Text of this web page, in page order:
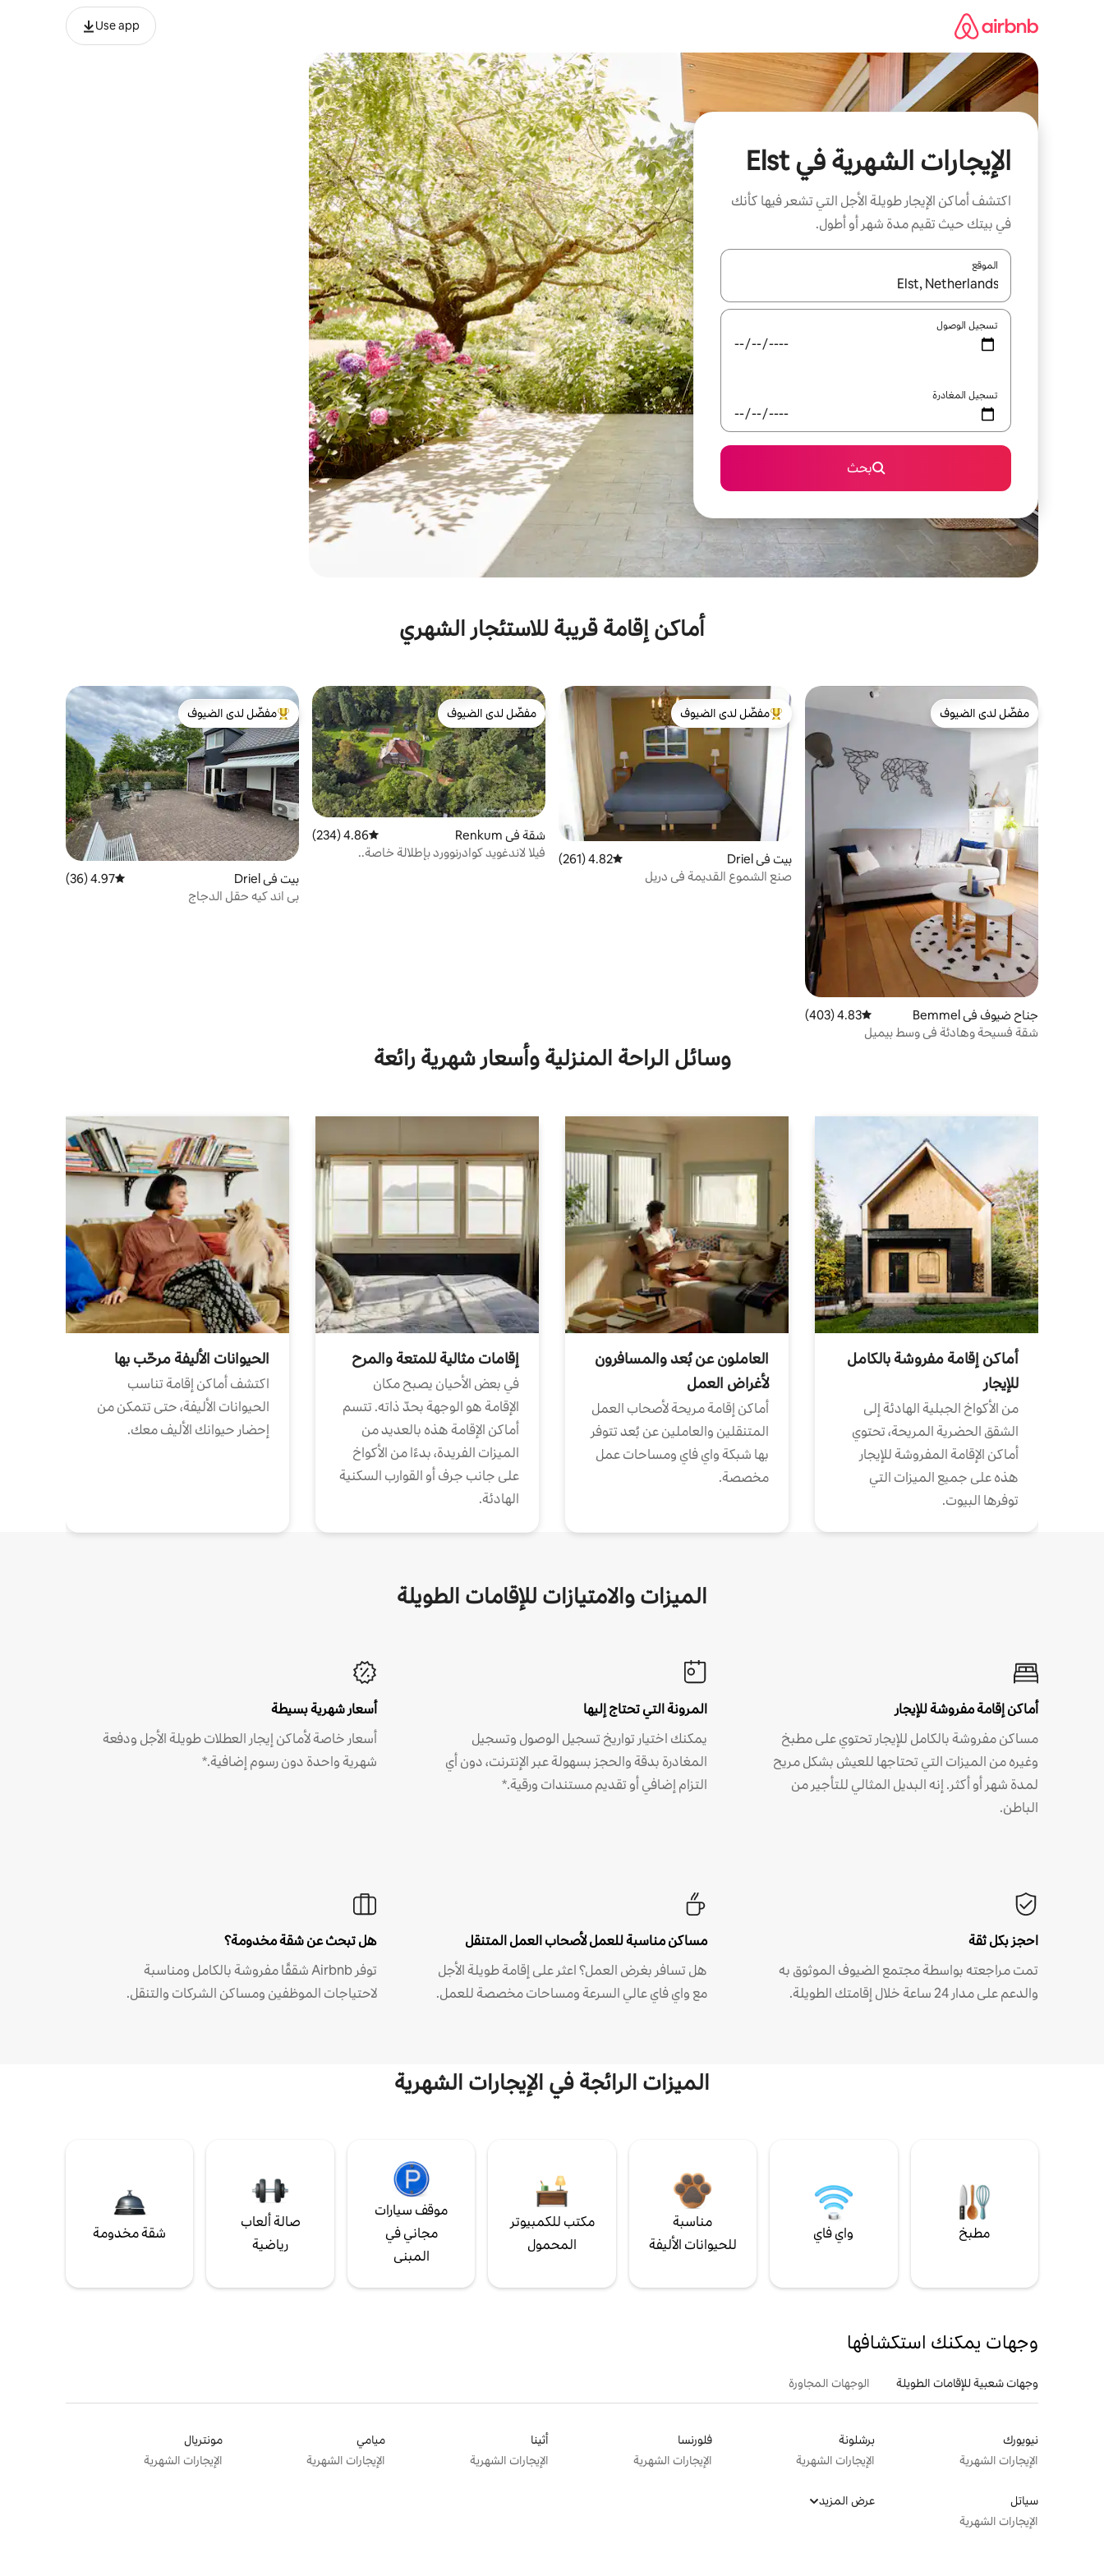
Use app
الإيجارات الشهرية في Elst
اكتشف أماكن الإيجار طويلة الأجل التي تشعر فيها كأنك
في بيتك حيث تقيم مدة شهر أو أطول.
الموقع
عند توفر النتائج، انتقل باستخدام السهمين لأعلى ولأسفل أو استكشف عن طريق اللمس أو السحب.
تسجيل الوصول
تسجيل المغادرة
بحث
أماكن إقامة قريبة للاستئجار الشهري
مفضّل لدى الضيوف
مفضّل لدى الضيوف
جناح ضيوف في Bemmel متوسط التقييم 4.83 من 5، 403 مراجعات
4.83 (403)
شقة فسيحة وهادئة في وسط بيميل
من أبرز البيوت المفضّلة لدى الضيوف
مفضّل لدى الضيوف
بيت في Driel متوسط التقييم 4.82 من 5، 261 مراجعات
4.82 (261)
صنع الشموع القديمة في دريل
مفضّل لدى الضيوف
مفضّل لدى الضيوف
شقة في Renkum متوسط التقييم 4.86 من 5، 234 مراجعات
4.86 (234)
فيلا لاندغويد كوادرنوورد بإطلالة خاصة..
من أبرز البيوت المفضّلة لدى الضيوف
مفضّل لدى الضيوف
بيت في Driel متوسط التقييم 4.97 من 5، 36 مراجعات
4.97 (36)
بي اند كيه حقل الدجاج
وسائل الراحة المنزلية وأسعار شهرية رائعة
أماكن إقامة مفروشة بالكامل
للإيجار
من الأكواخ الجبلية الهادئة إلى
الشقق الحضرية المريحة، تحتوي
أماكن الإقامة المفروشة للإيجار
هذه على جميع الميزات التي
توفرها البيوت.
العاملون عن بُعد والمسافرون
لأغراض العمل
أماكن إقامة مريحة لأصحاب العمل
المتنقلين والعاملين عن بُعد تتوفر
بها شبكة واي فاي ومساحات عمل
مخصصة.
إقامات مثالية للمتعة والمرح
في بعض الأحيان يصبح مكان
الإقامة هو الوجهة بحدّ ذاته. تتسم
أماكن الإقامة هذه بالعديد من
الميزات الفريدة، بدءًا من الأكواخ
على جانب جرف أو القوارب السكنية
الهادئة.
الحيوانات الأليفة مرحّب بها
اكتشف أماكن إقامة تناسب
الحيوانات الأليفة، حتى تتمكن من
إحضار حيوانك الأليف معك.
الميزات والامتيازات للإقامات الطويلة
أماكن إقامة مفروشة للإيجار
مساكن مفروشة بالكامل للإيجار تحتوي على مطبخ
وغيره من الميزات التي تحتاجها للعيش بشكل مريح
لمدة شهر أو أكثر. إنه البديل المثالي للتأجير من
الباطن.
المرونة التي تحتاج إليها
يمكنك اختيار تواريخ تسجيل الوصول وتسجيل
المغادرة بدقة والحجز بسهولة عبر الإنترنت، دون أي
التزام إضافي أو تقديم مستندات ورقية.*
أسعار شهرية بسيطة
أسعار خاصة لأماكن إيجار العطلات طويلة الأجل ودفعة
شهرية واحدة دون رسوم إضافية.*
احجز بكل ثقة
تمت مراجعته بواسطة مجتمع الضيوف الموثوق به
والدعم على مدار 24 ساعة خلال إقامتك الطويلة.
مساكن مناسبة للعمل لأصحاب العمل المتنقل
هل تسافر بغرض العمل؟ اعثر على إقامة طويلة الأجل
مع واي فاي عالي السرعة ومساحات مخصصة للعمل.
هل تبحث عن شقة مخدومة؟
توفر Airbnb شققًا مفروشة بالكامل ومناسبة
لاحتياجات الموظفين ومساكن الشركات والتنقل.
الميزات الرائجة في الإيجارات الشهرية
مطبخ واي فاي
مناسبة
للحيوانات الأليفة
مكتب للكمبيوتر
المحمول
موقف سيارات
مجاني في
المبنى
صالة ألعاب
رياضية
شقة مخدومة
وجهات يمكنك استكشافها
وجهات شعبية للإقامات الطويلة الوجهات المجاورة
نيويورك
الإيجارات الشهرية
برشلونة
الإيجارات الشهرية
فلورنسا
الإيجارات الشهرية
أثينا
الإيجارات الشهرية
ميامي
الإيجارات الشهرية
مونتريال
الإيجارات الشهرية
سياتل
الإيجارات الشهرية
عرض المزيد